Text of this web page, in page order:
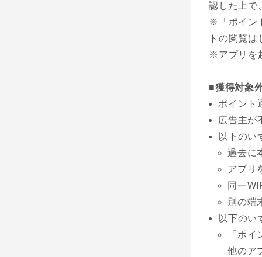
認した上で
※「ポイン
トの閲覧
※アプリを
■獲得対象
ポイント
広告主が
以下のい
過去に
アプリ
同一
別の端
以下のい
「ポ
他のア